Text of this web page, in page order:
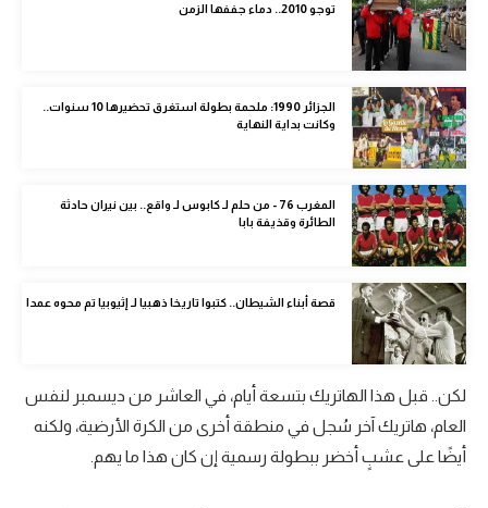
أمم إفريقيا
كرة السلة الأمريكية
كرة سلة
كرة يد
كرة طائرة
الوطن العربي
في المونديال
رياضة نسائية
آسيا
أمريكا
ركن الألعاب
توجو 2010.. دماء جففها الزمن
الجزائر 1990: ملحمة بطولة استغرق تحضيرها 10 سنوات..
وكانت بداية النهاية
المغرب 76 - من حلم لـ كابوس لـ واقع.. بين نيران حادثة
الطائرة وقذيفة بابا
قصة أبناء الشيطان.. كتبوا تاريخا ذهبيا لـ إثيوبيا تم محوه عمدا
لكن.. قبل هذا الهاتريك بتسعة أيام، في العاشر من ديسمبر لنفس
العام، هاتريك آخر سُجل في منطقة أخرى من الكرة الأرضية، ولكنه
أيضًا على عشبٍ أخضر ببطولة رسمية إن كان هذا ما يهم.